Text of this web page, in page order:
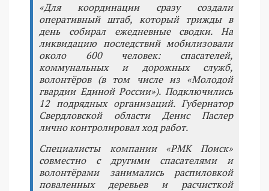
«Для координации сразу создали
оперативный штаб, который трижды в
день собирал ежедневные сводки. На
ликвидацию последствий мобилизовали
около 600 человек: спасателей,
коммунальных и дорожных служб,
волонтёров (в том числе из «Молодой
гвардии Единой России»). Подключились
12 подрядных организаций. Губернатор
Свердловской области Денис Паслер
лично контролировал ход работ.
Специалисты компании «РМК Поиск»
совместно с другими спасателями и
волонтёрами занимались распиловкой
поваленных деревьев и расчисткой